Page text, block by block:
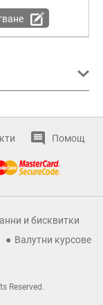
Помощ
и бисквитки
Валутни курсове
Reserved.